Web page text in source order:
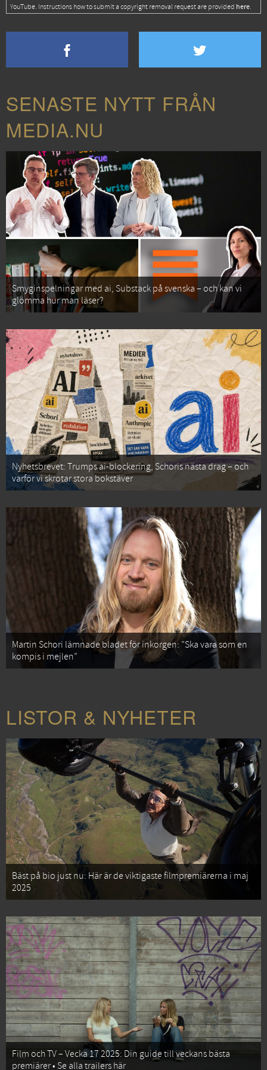
YouTube. Instructions how to submit a copyright removal request are provided here.
SENASTE NYTT FRÅN
MEDIA.NU
Smyginspelningar med ai, Substack på svenska – och kan vi
glömma hur man läser?
Nyhetsbrevet: Trumps ai-blockering, Schoris nästa drag – och
varför vi skrotar stora bokstäver
Martin Schori lämnade bladet för inkorgen: ”Ska vara som en
kompis i mejlen”
LISTOR & NYHETER
Bäst på bio just nu: Här är de viktigaste filmpremiärerna i maj
2025
Film och TV – Vecka 17 2025: Din guide till veckans bästa
premiärer • Se alla trailers här